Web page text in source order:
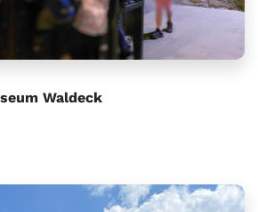
Waldeck